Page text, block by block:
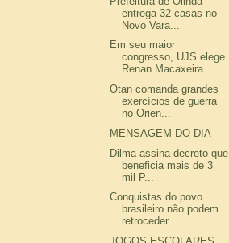
entrega 32 casas no
Novo Vara...
Em seu maior
congresso, UJS elege
Renan Macaxeira ...
Otan comanda grandes
exercícios de guerra
no Orien...
MENSAGEM DO DIA
Dilma assina decreto que
beneficia mais de 3
mil P...
Conquistas do povo
brasileiro não podem
retroceder